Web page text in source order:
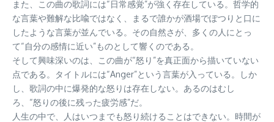
また、この曲の歌詞には“日常感覚”が強く存在している。哲学的
な言葉や難解な比喩ではなく、まるで誰かが酒場でぽつりと口に
したような言葉が並んでいる。その自然さが、多くの人にとっ
て“自分の感情に近い”ものとして響くのである。
そして興味深いのは、この曲が“怒り”を真正面から描いていない
点である。タイトルには“Anger”という言葉が入っている。しか
し、歌詞の中に爆発的な怒りは存在しない。あるのはむし
ろ、“怒りの後に残った疲労感”だ。
人生の中で、人はいつまでも怒り続けることはできない。時間が